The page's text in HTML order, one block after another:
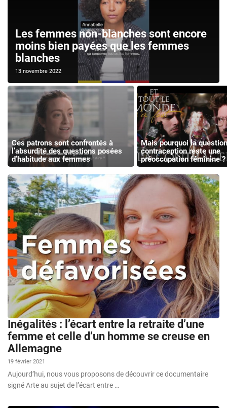
Les femmes non-blanches sont encore
moins bien payées que les femmes
blanches
13 novembre 2022
Ces patrons sont confrontés à
l’absurdité des questions posées
d’habitude aux femmes
Mais pourquoi la
contraception reste une
préoccupation féminine ?
Inégalités : l’écart entre la retraite d’une
femme et celle d’un homme se creuse en
Allemagne
19 février 2021
Aujourd’hui, nous vous proposons de découvrir ce documentaire
signé Arte au sujet de l’écart entre …